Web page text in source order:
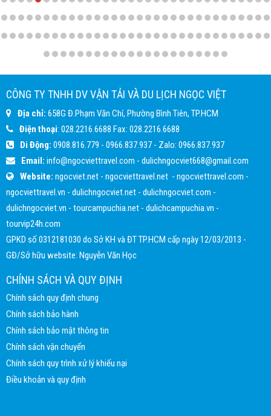
CÔNG TY TNHH DV VẬN TẢI VÀ DU LỊCH NGỌC VIỆT
Địa chỉ: 658G Đ.Phạm Văn Chí, Phường Bình Tiên, TP.HCM
Điện thoại: 028.2216.6688 Fax: 028.2216.6688
Di Động: 0908.816.779 - 0966.837.937 - Zalo: 0966.837.937
Email: info@ngocviettravel.com - dulichngocviet668@gmail.com
Website: ngocviet.net - ngocviettravel.net - ngocviettravel.com -
ngocviettravel.vn - dulichngocviet.net - dulichngocviet.com -
dulichngocviet.vn - tourcampuchia.net - dulichcampuchia.vn -
tourvip24h.com
GPKD số 0312181030 do Sở KH và ĐT TP.HCM cấp ngày 12/03/2013 -
GĐ/Sở hữu website: Nguyễn Văn Học
CHÍNH SÁCH VÀ QUY ĐỊNH
Chính sách quy định chung
Chính sách bảo hành
Chính sách bảo mật thông tin
Chính sách vận chuyển
Chính sách quy trình xử lý khiếu nại
Điều khoản và quy định